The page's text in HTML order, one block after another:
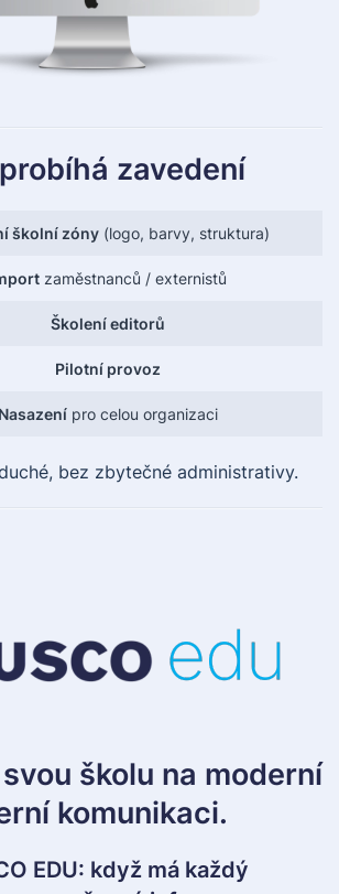
zavedení
školní zóny(logo, barvy, struktura)
zaměstnanců / externistů
Školení editorů
Pilotní provoz
Nasazení pro celou organizaci
bez zbytečné administrativy.
školu na moderní
komunikaci.
EDU: když má každý